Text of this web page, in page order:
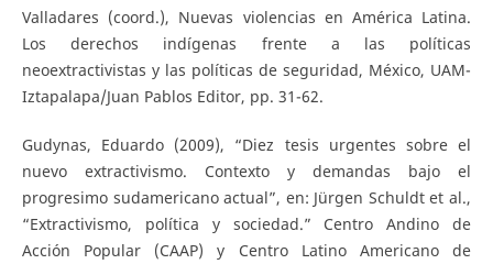
Valladares (coord.), Nuevas violencias en América Latina.
Los derechos indígenas frente a las políticas
neoextractivistas y las políticas de seguridad, México, UAM-
Iztapalapa/Juan Pablos Editor, pp. 31-62.
Gudynas, Eduardo (2009), “Diez tesis urgentes sobre el
nuevo extractivismo. Contexto y demandas bajo el
progresimo sudamericano actual”, en: Jürgen Schuldt et al.,
“Extractivismo, política y sociedad.” Centro Andino de
Acción Popular (CAAP) y Centro Latino Americano de